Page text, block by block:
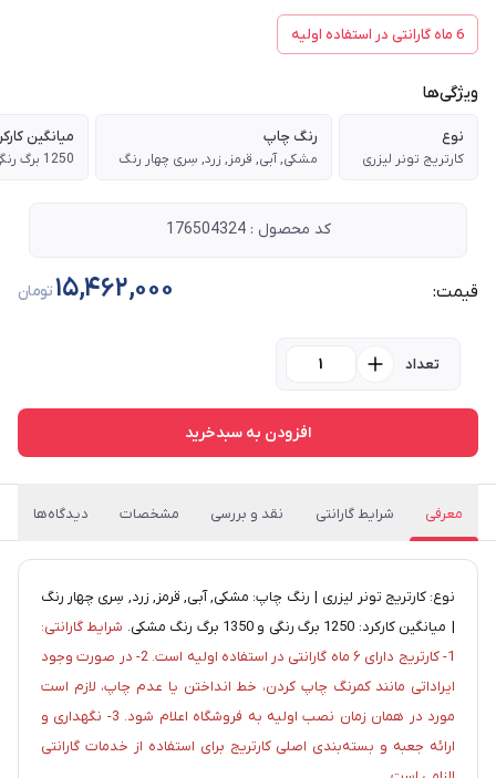
6 ماه گارانتی در استفاده اولیه
ویژگی‌ها
نوع
کارتریج تونر لیزری
رنگ چاپ
مشکی, آبی, قرمز, زرد, سِری چهار رنگ
میانگین
1250 برگ رنگی و 1350 برگ رنگ مشکی
کد محصول : 176504324
قیمت: 15,462,000تومان
تعداد
افزودن به سبدخرید
معرفی شرایط گارانتی نقد و بررسی مشخصات دیدگاه‌ها
نوع: کارتریج تونر لیزری | رنگ چاپ: مشکی, آبی, قرمز, زرد, سِری چهار رنگ
| میانگین کارکرد: 1250 برگ رنگی و 1350 برگ رنگ مشکی.
شرایط گارانتی:
1- کارتریج دارای ۶ ماه گارانتی در استفاده اولیه است. 2- در صورت وجود
ایراداتی مانند کمرنگ چاپ کردن، خط انداختن یا عدم چاپ، لازم است
مورد در همان زمان نصب اولیه به فروشگاه اعلام شود. 3- نگهداری و
ارائه جعبه و بسته‌بندی اصلی کارتریج برای استفاده از خدمات گارانتی